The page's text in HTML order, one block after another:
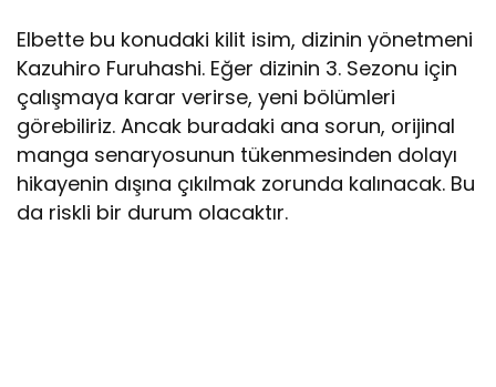
Elbette bu konudaki kilit isim, dizinin yönetmeni
Kazuhiro Furuhashi. Eğer dizinin 3. Sezonu için
çalışmaya karar verirse, yeni bölümleri
görebiliriz. Ancak buradaki ana sorun, orijinal
manga senaryosunun tükenmesinden dolayı
hikayenin dışına çıkılmak zorunda kalınacak. Bu
da riskli bir durum olacaktır.